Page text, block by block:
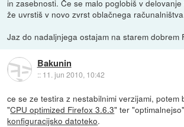
in zasebnosti. Če se malo poglobiš v
že uvrstiš v novo zvrst oblačnega
Jaz do nadaljnjega ostajam na starem dobrem
Bakunin
:: 11. jun 2010, 10:42
ce se ze testira z nestabilnimi verzijami, potem
"CPU optimized Firefox 3.6.3" ter "optimalnejso"
konfiguracijsko datoteko.